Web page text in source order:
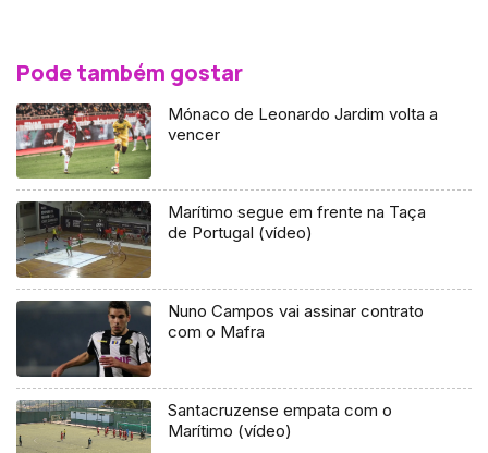
Pode também gostar
Mónaco de Leonardo Jardim volta a
vencer
Marítimo segue em frente na Taça
de Portugal (vídeo)
Nuno Campos vai assinar contrato
com o Mafra
Santacruzense empata com o
Marítimo (vídeo)